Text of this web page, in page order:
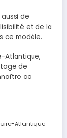
de
et de la
ce modèle.
Atlantique,
de
ce
Atlantique